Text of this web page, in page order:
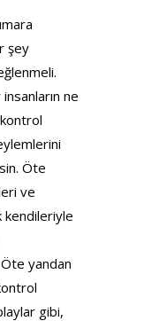
şey
ne
Öte
ve
kendileriyle
yandan
gibi,